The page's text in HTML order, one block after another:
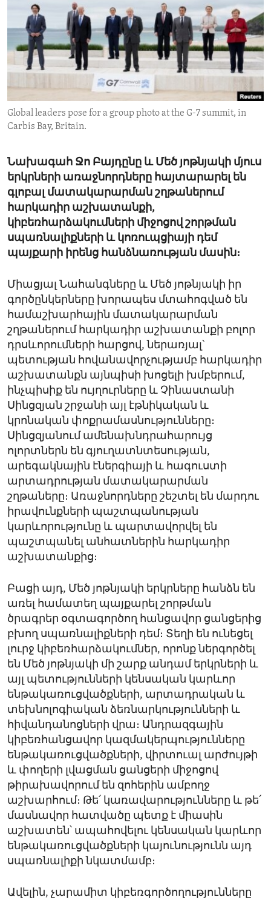
ENVIRONMENT AND HEALTH
IDEALS AND INSTITUTIONS
Global leaders pose for a group photo at the G-7 summit, in
Carbis Bay, Britain.
Նախագահ Ջո Բայդընը և Մեծ յոթնյակի մյուս
երկրների առաջնորդները հայտարարել են
գլոբալ մատակարարման շղթաներում
հարկադիր աշխատանքի,
կիբեռհարձակումների միջոցով շորթման
սպառնալիքների և կոռուպցիայի դեմ
պայքարի իրենց հանձնառության մասին։
Միացյալ Նահանգները և Մեծ յոթնյակի իր
գործընկերները խորապես մտահոգված են
համաշխարհային մատակարարման
շղթաներում հարկադիր աշխատանքի բոլոր
դրսևորումների հարցով, ներառյալ՝
պետության հովանավորչությամբ հարկադիր
աշխատանքն այնպիսի խոցելի խմբերում,
ինչպիսիք են ույղուրները և Չինաստանի
Սինցզյան շրջանի այլ էթնիկական և
կրոնական փոքրամասնությունները։
Սինցզյանում ամենախնդրահարույց
ոլորտներն են գյուղատնտեսության,
արեգակնային էներգիայի և հագուստի
արտադրության մատակարարման
շղթաները։ Առաջնորդները շեշտել են մարդու
իրավունքների պաշտպանության
կարևորությունը և պարտավորվել են
պաշտպանել անհատներին հարկադիր
աշխատանքից։
Բացի այդ, Մեծ յոթնյակի երկրները հանձն են
առել համատեղ պայքարել շորթման
ծրագրեր օգտագործող հանցավոր ցանցերից
բխող սպառնալիքների դեմ։ Տեղի են ունեցել
լուրջ կիբեռհարձակումներ, որոնք ներգործել
են Մեծ յոթնյակի մի շարք անդամ երկրների և
այլ պետությունների կենսական կարևոր
ենթակառուցվածքների, արտադրական և
տեխնոլոգիական ձեռնարկությունների և
հիվանդանոցների վրա։ Անդրազգային
կիբեռհանցավոր կազմակերպությունները
ենթակառուցվածքների, վիրտուալ արժույթի
և փողերի լվացման ցանցերի միջոցով
թիրախավորում են զոհերին ամբողջ
աշխարհում։ Թե՛ կառավարությունները և թե՛
մասնավոր հատվածը պետք է միասին
աշխատեն՝ ապահովելու կենսական կարևոր
ենթակառուցվածքների կայունությունն այդ
սպառնալիքի նկատմամբ։
Ավելին, չարամիտ կիբեռգործողությունները